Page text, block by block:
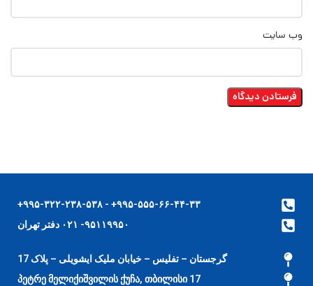
وب‌ سایت
۹۹۵-۵۵۵-۶۶-۴۴-۳۳+ - ۹۹۵-۳۲۲-۲۳۸-۵۳۸+
۹۵۱۱۹۹۵۰- ۰۲۱ دفتر تهران
گرجستان – تفلیس – خیابان ملیک ایشویلی – پلاک 17
17 პეტრე მელიქიშვილის ქუჩა, თბილისი